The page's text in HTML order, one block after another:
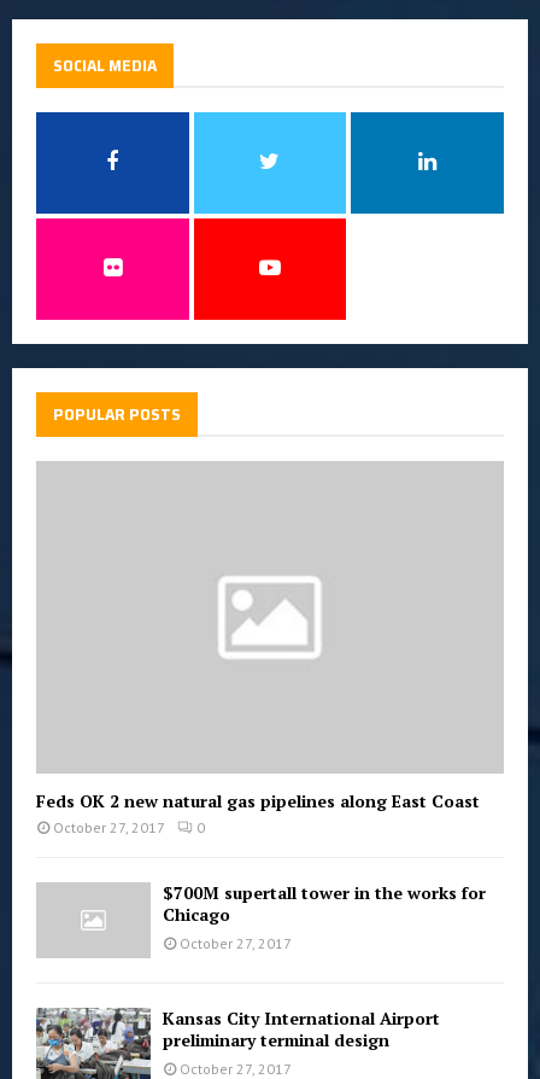
SOCIAL MEDIA
POPULAR POSTS
Feds OK 2 new natural gas pipelines along East Coast
October 27, 2017 0
$700M supertall tower in the works for
Chicago
October 27, 2017
Kansas City International Airport
preliminary terminal design
October 27, 2017